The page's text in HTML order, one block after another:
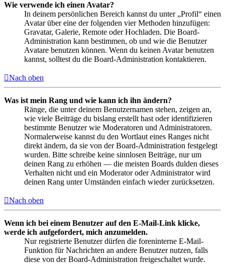
Wie verwende ich einen Avatar?
In deinem persönlichen Bereich kannst du unter „Profil“ einen
Avatar über eine der folgenden vier Methoden hinzufügen:
Gravatar, Galerie, Remote oder Hochladen. Die Board-
Administration kann bestimmen, ob und wie die Benutzer
Avatare benutzen können. Wenn du keinen Avatar benutzen
kannst, solltest du die Board-Administration kontaktieren.
Nach oben
Was ist mein Rang und wie kann ich ihn ändern?
Ränge, die unter deinem Benutzernamen stehen, zeigen an,
wie viele Beiträge du bislang erstellt hast oder identifizieren
bestimmte Benutzer wie Moderatoren und Administratoren.
Normalerweise kannst du den Wortlaut eines Ranges nicht
direkt ändern, da sie von der Board-Administration festgelegt
wurden. Bitte schreibe keine sinnlosen Beiträge, nur um
deinen Rang zu erhöhen — die meisten Boards dulden dieses
Verhalten nicht und ein Moderator oder Administrator wird
deinen Rang unter Umständen einfach wieder zurücksetzen.
Nach oben
Wenn ich bei einem Benutzer auf den E-Mail-Link klicke,
werde ich aufgefordert, mich anzumelden.
Nur registrierte Benutzer dürfen die foreninterne E-Mail-
Funktion für Nachrichten an andere Benutzer nutzen, falls
diese von der Board-Administration freigeschaltet wurde.